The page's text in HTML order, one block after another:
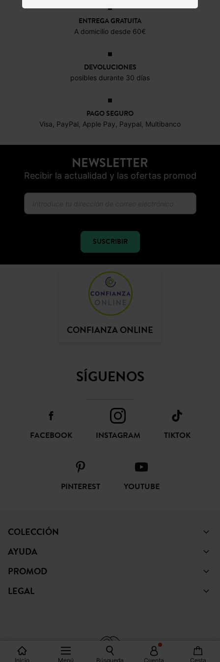
Inicio Menú Búsqueda Cuenta Cesta
ENTREGA GRATUITA
DEVOLUCIONES
PAGO SEGURO
NEWSLETTER
Recibir la actualidad y las ofertas promod
COLECCIÓN
AYUDA
PROMOD